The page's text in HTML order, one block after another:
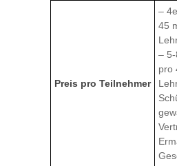
Preis pro Teilnehmer
–
45
–
pro